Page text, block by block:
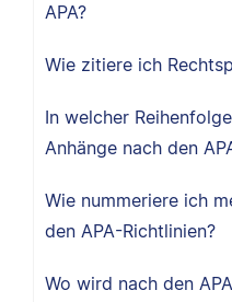
APA?
Wie zitiere ich
In welcher
Anhänge nach den
Wie nummeriere ich
den APA-Richtlinien?
Wo wird nach den